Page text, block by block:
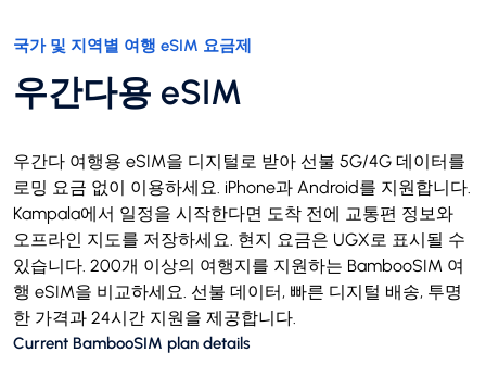
국가 및 지역별 여행 eSIM 요금제
우간다용 eSIM
우간다 여행용 eSIM을 디지털로 받아 선불 5G/4G 데이터를
로밍 요금 없이 이용하세요. iPhone과 Android를 지원합니다.
Kampala에서 일정을 시작한다면 도착 전에 교통편 정보와
오프라인 지도를 저장하세요. 현지 요금은 UGX로 표시될 수
있습니다. 200개 이상의 여행지를 지원하는 BambooSIM 여
행 eSIM을 비교하세요. 선불 데이터, 빠른 디지털 배송, 투명
한 가격과 24시간 지원을 제공합니다.
Current BambooSIM plan details